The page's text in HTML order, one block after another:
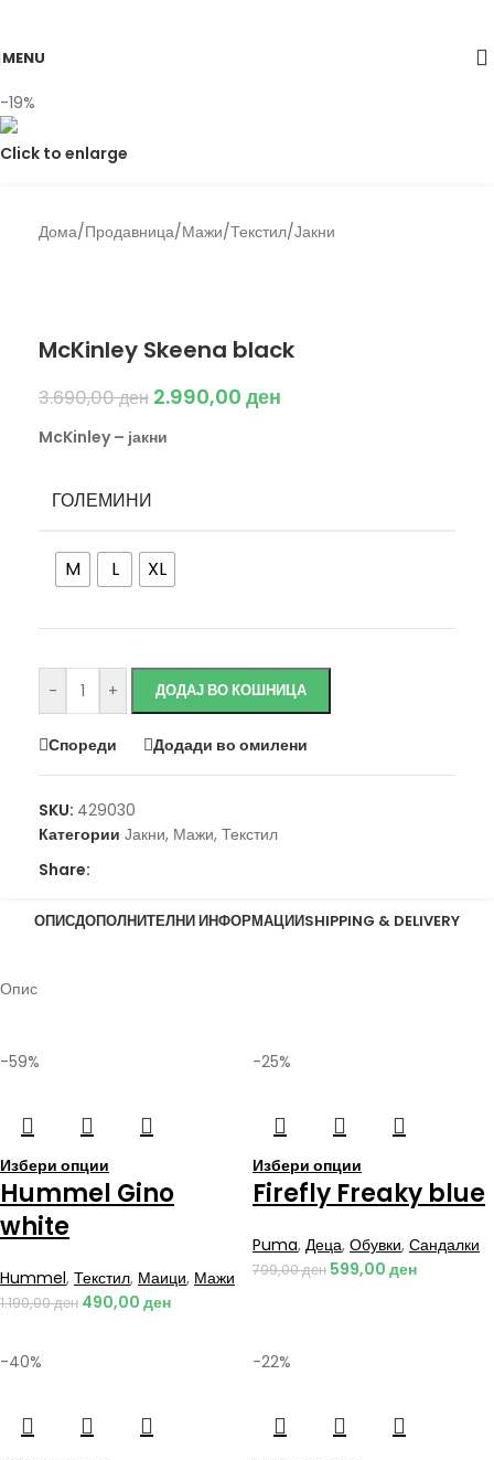
MENU
-19%
Click to enlarge
Дома/Продавница/Мажи/Текстил/Јакни
McKinley Skeena black
3.690,00ден 2.990,00 ден
McKinley – јакни
ГОЛЕМИНИ
M L XL
- + ДОДАЈ ВО КОШНИЦА
Спореди Додади во омилени
SKU: 429030
Категории Јакни, Мажи, Текстил
Share:
ОПИСДОПОЛНИТЕЛНИ ИНФОРМАЦИИSHIPPING & DELIVERY
Опис
-59%
Избери опции
Hummel Gino
white
Hummel, Текстил, Маици, Мажи
1.190,00ден 490,00 ден
-25%
Избери опции
Firefly Freaky blue
Puma, Деца, Обувки, Сандалки
799,00ден 599,00 ден
-40% -22%